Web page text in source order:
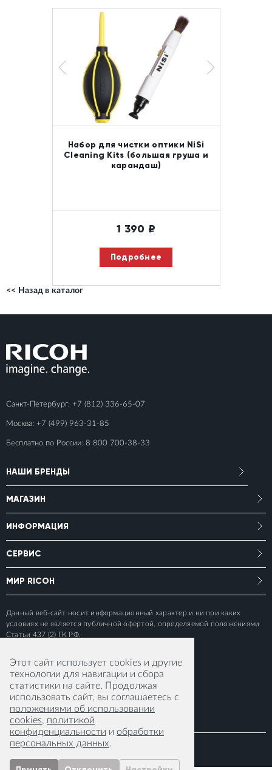
Набор для чистки оптики NiSi
Cleaning Kits (большая груша и
карандаш)
1 390 ₽
Подробнее
<< Назад в каталог
Санкт-Петербург: +7 (812) 336-65-07
Москва: +7 (499) 963-31-85
Бесплатно по России: 8 800 700-38-33
НАШИ БРЕНДЫ
МАГАЗИН
ИНФОРМАЦИЯ
СЕРВИС
МИР RICOH
Данный веб-сайт носит информационный характер и ни при каких
условиях не является публичной офертой, определяемой положениями
Статьи 437 (2) ГК РФ.
© 2015-2026 RICOH IMAGING EUROPE S.A.S
Этот сайт использует cookies и другие
технологии для навигации и сбора
статистики на сайте. Продолжая
использовать сайт, вы соглашаетесь с
положениями об использовании
cookies, политикой
конфиденциальности и обработки
персональных данных.